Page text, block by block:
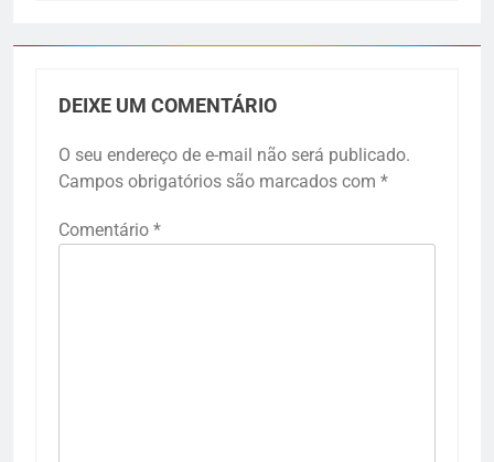
DEIXE UM COMENTÁRIO
O seu endereço de e-mail não será publicado.
Campos obrigatórios são marcados com *
Comentário *